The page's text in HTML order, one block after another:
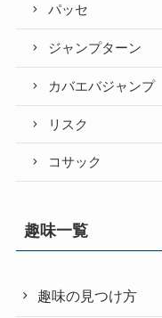
パッセ
ジャンプターン
カバエバジャンプ
リスク
コサック
趣味一覧
趣味の見つけ方